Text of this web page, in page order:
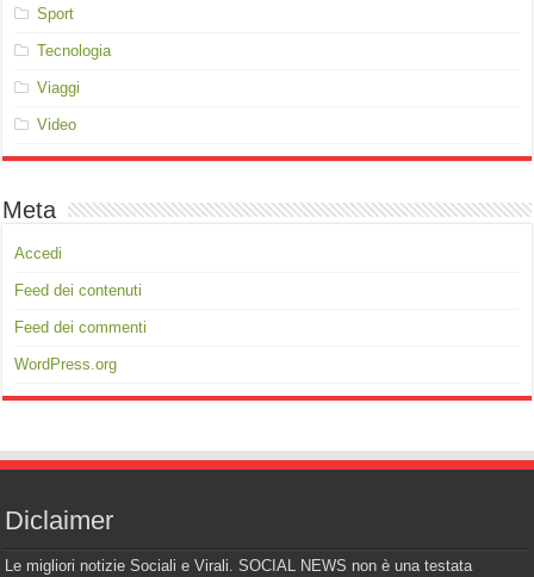
Sport
Tecnologia
Viaggi
Video
Meta
Accedi
Feed dei contenuti
Feed dei commenti
WordPress.org
Diclaimer
Le migliori notizie Sociali e Virali. SOCIAL NEWS non è una testata